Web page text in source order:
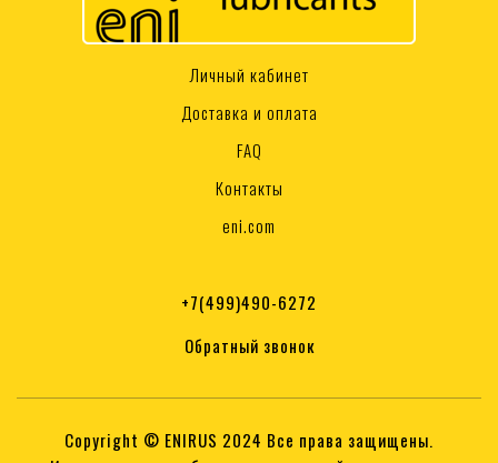
Личный кабинет
Доставка и оплата
FAQ
Контакты
eni.com
+7(499)490-6272
Обратный звонок
Copyright © ENIRUS 2024 Все права защищены.